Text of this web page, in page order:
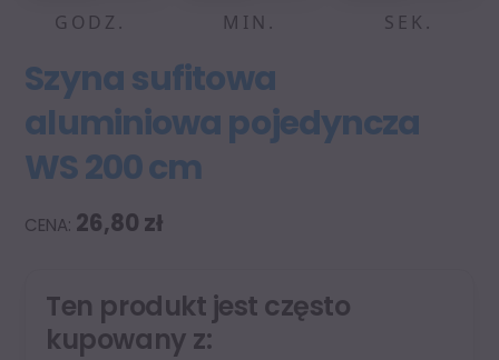
GODZ. MIN. SEK.
Szyna sufitowa
aluminiowa pojedyncza
WS 200 cm
26,80 zł
Ten produkt jest często
kupowany z: